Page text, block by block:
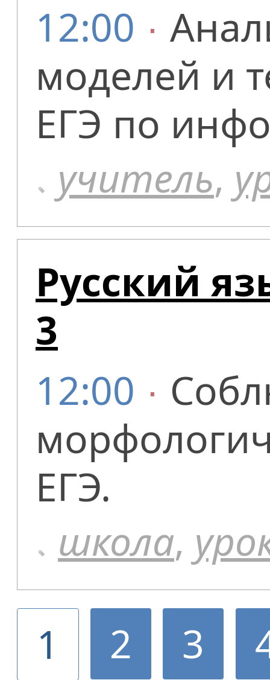
12:00 ∙
моделей и
ЕГЭ по
учитель,
Русский
3
12:00 ∙
ЕГЭ.
школа,
1
2 3